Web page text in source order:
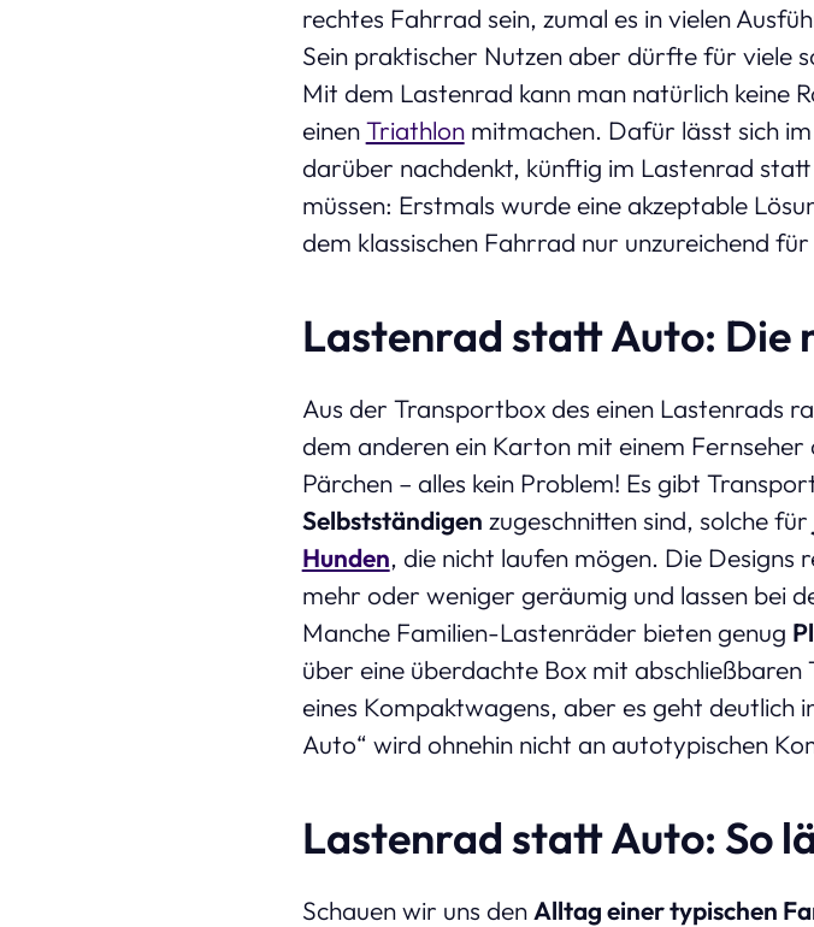
rechtes Fahrrad sein, zumal es in vielen
Sein praktischer Nutzen aber dürfte für viele
Mit dem Lastenrad kann man natürlich keine
einenTriathlonmitmachen. Dafür lässt sich im
darüber nachdenkt, künftig im Lastenrad
müssen: Erstmals wurde eine akzeptable
dem klassischen Fahrrad nur unzureichend für
Lastenrad statt Auto: Die
Aus der Transportbox des einen Lastenrads
dem anderen ein Karton mit einem
Pärchen – alles kein Problem! Es gibt
Selbstständigen zugeschnitten sind, solche für
Hunden, die nicht laufen mögen. Die Designs
mehr oder weniger geräumig und lassen bei
Manche Familien-Lastenräder bieten genug
über eine überdachte Box mit
eines Kompaktwagens, aber es geht deutlich
Auto“ wird ohnehin nicht an autotypischen
Lastenrad statt Auto: So
Schauen wir uns den Alltag einer typischen